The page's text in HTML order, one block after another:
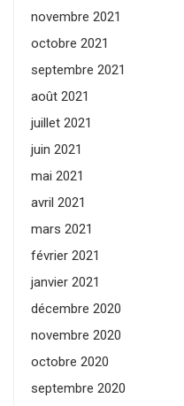
novembre 2021
octobre 2021
septembre 2021
août 2021
juillet 2021
juin 2021
mai 2021
avril 2021
mars 2021
février 2021
janvier 2021
décembre 2020
novembre 2020
octobre 2020
septembre 2020